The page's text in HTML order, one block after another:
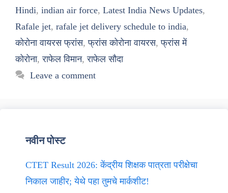
Hindi, indian air force, Latest India News Updates,
Rafale jet, rafale jet delivery schedule to india,
कोरोना वायरस फ्रांस,फ्रांस कोरोना वायरस,फ्रांस में
कोरोना,राफेल विमान,राफेल सौदा
Leave a comment
नवीन पोस्ट
CTET Result 2026: केंद्रीय शिक्षक पात्रता परीक्षेचा
निकाल जाहीर; येथे पहा तुमचे मार्कशीट!